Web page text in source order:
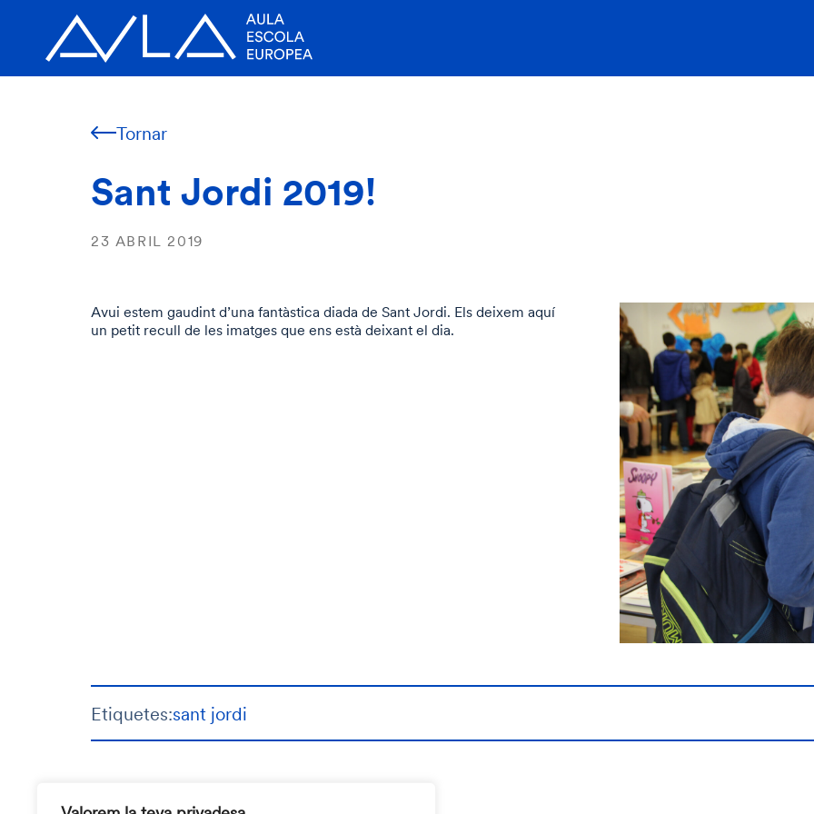
Tornar
Sant Jordi 2019!
23 ABRIL 2019
Avui estem gaudint d’una fantàstica diada de Sant Jordi. Els deixem aquí
un petit recull de les imatges que ens està deixant el dia.
Etiquetes:sant jordi